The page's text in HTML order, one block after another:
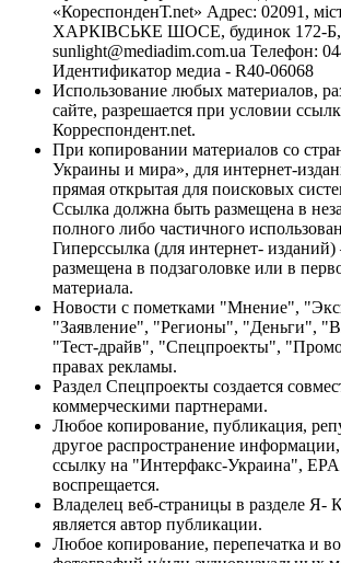
«КореспонденТ.net» Адрес: 02091,
ХАРКІВСЬКЕ ШОСЕ, будинок 172-Б,
sunlight@mediadim.com.ua Телефон:
Идентификатор медиа - R40-06068
Использование любых материалов,
сайте, разрешается при условии
Корреспондент.net.
При копировании материалов со
Украины и мира», для интернет-
прямая открытая для поисковых
Ссылка должна быть размещена в
полного либо частичного
Гиперссылка (для интернет-
размещена в подзаголовке или в
материала.
Новости с пометками "Мнение",
"Заявление", "Регионы", "Деньги",
"Тест-драйв", "Спецпроекты",
правах рекламы.
Раздел Спецпроекты создается
коммерческими партнерами.
Любое копирование, публикация,
другое распространение
ссылку на "Интерфакс-Украина", EPA
воспрещается.
Владелец веб-страницы в разделе Я-
является автор публикации.
Любое копирование, перепечатка и